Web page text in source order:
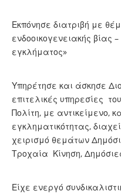
Εκπόνησε διατριβή με
ενδοοικογενειακής βίας
εγκλήματος»
Υπηρέτησε και άσκησε
επιτελικές υπηρεσίες
Πολίτη, με αντικείμενο,
εγκληματικότητας,
χειρισμό θεμάτων
Τροχαία Κίνηση,
Είχε ενεργό